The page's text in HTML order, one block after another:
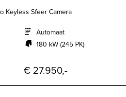
Keyless Sfeer Camera
Automaat
180 kW (245 PK)
€ 27.950,-